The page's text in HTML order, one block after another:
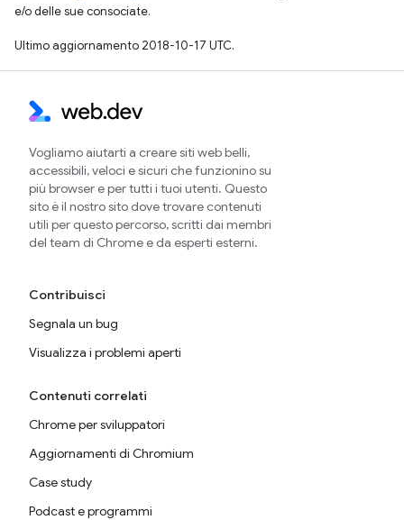
e/o delle sue consociate.
Ultimo aggiornamento 2018-10-17 UTC.
Vogliamo aiutarti a creare siti web belli,
accessibili, veloci e sicuri che funzionino su
più browser e per tutti i tuoi utenti. Questo
sito è il nostro sito dove trovare contenuti
utili per questo percorso, scritti dai membri
del team di Chrome e da esperti esterni.
Contribuisci
Segnala un bug
Visualizza i problemi aperti
Contenuti correlati
Chrome per sviluppatori
Aggiornamenti di Chromium
Case study
Podcast e programmi